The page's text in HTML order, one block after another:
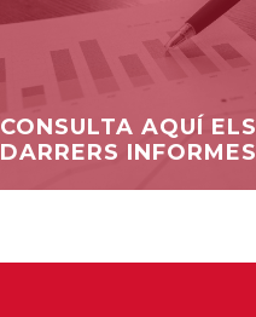
CONSULTA AQUÍ ELS
DARRERS INFORMES